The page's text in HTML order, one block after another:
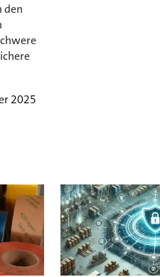
den
2025